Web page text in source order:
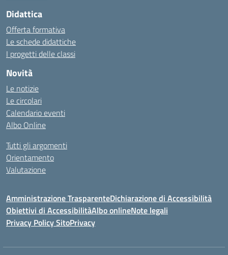
Didattica
Offerta formativa
Le schede didattiche
I progetti delle classi
Novità
Le notizie
Le circolari
Calendario eventi
Albo Online
Tutti gli argomenti
Orientamento
Valutazione
Amministrazione TrasparenteDichiarazione di Accessibilità
Obiettivi di AccessibilitàAlbo onlineNote legali
Privacy Policy SitoPrivacy